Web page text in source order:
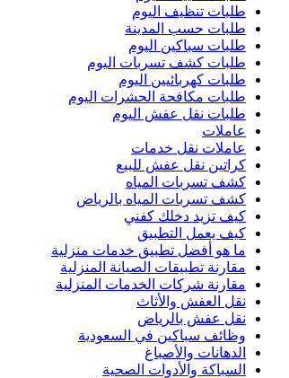
طلبات تنظيف اليوم
طلبات حسب المدينة
طلبات سباكين اليوم
طلبات كشف تسربات اليوم
طلبات كهربائيين اليوم
طلبات مكافحة الحشرات اليوم
طلبات نقل عفش اليوم
عاملات
عاملات نقل خدمات
كراتين نقل عفش للبيع
كشف تسربات المياه
كشف تسربات المياه بالرياض
كيف تزيد دخلك كفني
كيف يعمل التطبيق
ما هو أفضل تطبيق خدمات منزلية
مقارنة تطبيقات الصيانة المنزلية
مقارنة شركات الخدمات المنزلية
نقل العفش والأثاث
نقل عفش بالرياض
وظائف سباكين في السعودية
الدهانات والأصباغ
السباكة والأدوات الصحية